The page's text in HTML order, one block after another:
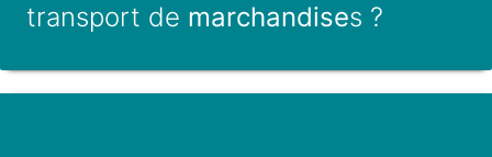
transport de marchandises ?